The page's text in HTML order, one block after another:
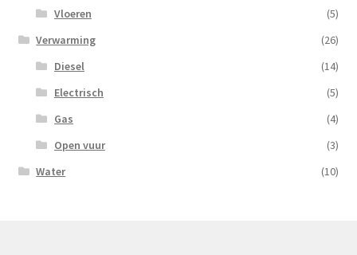
Vloeren
(5)
Verwarming
(26)
Diesel
(14)
Electrisch
(5)
Gas
(4)
Open vuur
(3)
Water
(10)